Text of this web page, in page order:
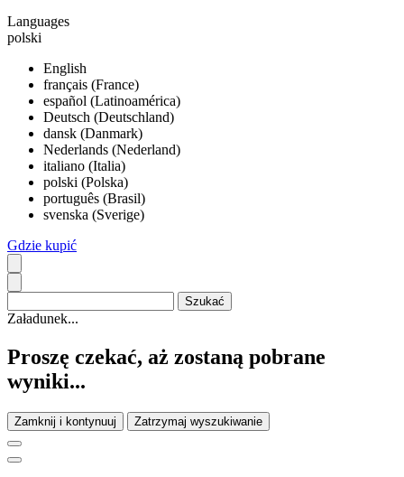
Languages
polski
English
français (France)
español (Latinoamérica)
Deutsch (Deutschland)
dansk (Danmark)
Nederlands (Nederland)
italiano (Italia)
polski (Polska)
português (Brasil)
svenska (Sverige)
Gdzie kupić
Załadunek...
Proszę czekać, aż zostaną pobrane
wyniki...
Zamknij i kontynuuj Zatrzymaj wyszukiwanie